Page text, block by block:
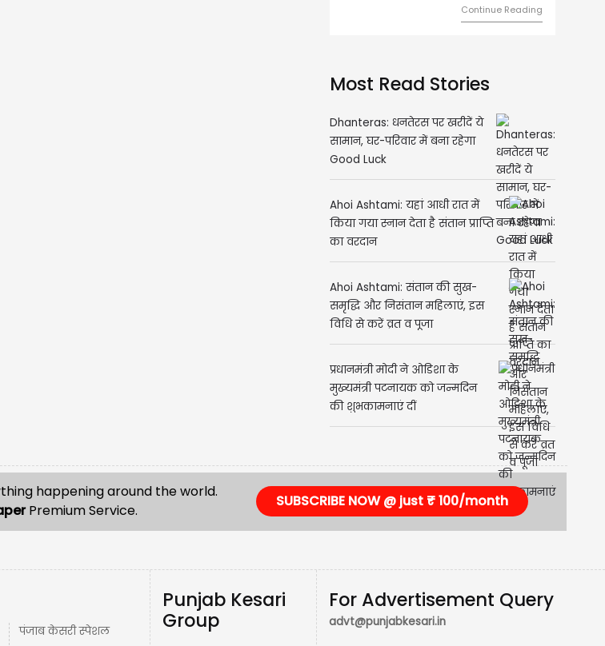
मेलजोल बढ़ेगा। आर्थिक निवेश
समझकर...
Most Read Stories
Dhanteras: धनतेरस पर खरीदें ये
सामान, घर-परिवार में बना रहेगा
Ahoi Ashtami: यहां आधी रात में
किया गया स्नान देता है संतान प्राप्ति
Ahoi Ashtami: संतान की सुख-
समृद्धि और निसंतान महिलाएं, इस
प्रधानमंत्री मोदी ने ओडिशा के
मुख्यमंत्री पटनायक को जन्मदिन
happening around the world.
SUBSCRIBE NOW @ just ₹ 100/month
Punjab Kesari
For Advertisement Query